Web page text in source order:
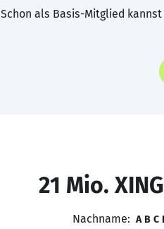
Schon als Basis-Mitglied
21 Mio.
Nachname: A B C